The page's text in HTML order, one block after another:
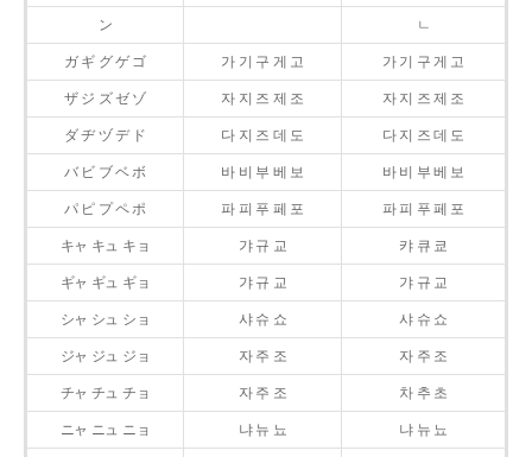
ン ㄴ
ガ ギ グ ゲ ゴ 가 기 구 게 고 가 기 구 게 고
ザ ジ ズ ゼ ゾ 자 지 즈 제 조 자 지 즈 제 조
ダ ヂ ヅ デ ド 다 지 즈 데 도 다 지 즈 데 도
バ ビ ブ ベ ボ 바 비 부 베 보 바 비 부 베 보
パ ピ プ ペ ポ 파 피 푸 페 포 파 피 푸 페 포
キャ キュ キョ 갸 규 교 캬 큐 쿄
ギャ ギュ ギョ 갸 규 교 갸 규 교
シャ シュ ショ 샤 슈 쇼 샤 슈 쇼
ジャ ジュ ジョ 자 주 조 자 주 조
チャ チュ チョ 자 주 조 차 추 초
ニャ ニュ ニョ 냐 뉴 뇨 냐 뉴 뇨